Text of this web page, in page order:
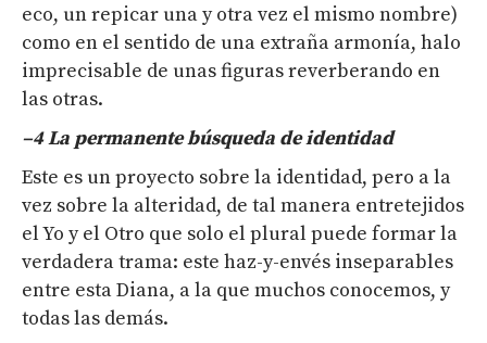
eco, un repicar una y otra vez el mismo nombre)
como en el sentido de una extraña armonía, halo
imprecisable de unas figuras reverberando en
las otras.
–4La permanente búsqueda de identidad
Este es un proyecto sobre la identidad, pero a la
vez sobre la alteridad, de tal manera entretejidos
el Yo y el Otro que solo el plural puede formar la
verdadera trama: este haz-y-envés inseparables
entre esta Diana, a la que muchos conocemos, y
todas las demás.